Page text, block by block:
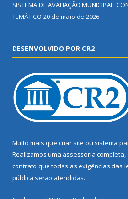
SISTEMA DE AVALIAÇÃO MUNICIPAL:
TEMÁTICO 20 de maio de 2026
DESENVOLVIDO POR CR2
Muito mais que criar site ou sistema
Realizamos uma assessoria completa,
contrato que todas as exigências das
pública serão atendidas.